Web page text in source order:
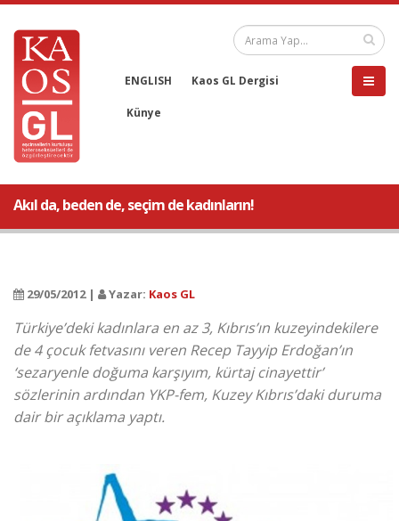
ENGLISH Kaos GL Dergisi
Künye
Akıl da, beden de, seçim de kadınların!
29/05/2012 | Yazar: Kaos GL
Türkiye’deki kadınlara en az 3, Kıbrıs’ın kuzeyindekilere
de 4 çocuk fetvasını veren Recep Tayyip Erdoğan’ın
‘sezaryenle doğuma karşıyım, kürtaj cinayettir’
sözlerinin ardından YKP-fem, Kuzey Kıbrıs’daki duruma
dair bir açıklama yaptı.